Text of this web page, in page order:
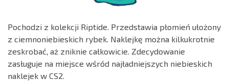
Pochodzi z kolekcji Riptide. Przedstawia płomień ułożony
z ciemnoniebieskich rybek. Naklejkę można kilkukrotnie
zeskrobać, aż zniknie całkowicie. Zdecydowanie
zasługuje na miejsce wśród najładniejszych niebieskich
naklejek w CS2.